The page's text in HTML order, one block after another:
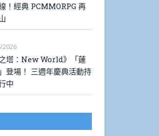
！經典 PCMMORPG 再
2026
之塔：New World》「蓮
登場！ 三週年慶典活動持
中